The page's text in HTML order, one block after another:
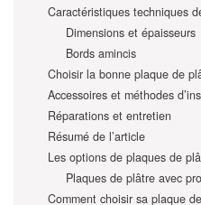
Caractéristiques techniques
Dimensions et épaisseurs
Bords amincis
Choisir la bonne plaque de
Accessoires et méthodes
Réparations et entretien
Résumé de l’article
Les options de plaques de
Plaques de plâtre avec
Comment choisir sa plaque